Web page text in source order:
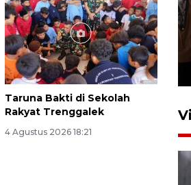
Taruna Bakti di Sekolah
Rakyat Trenggalek
4 Agustus 2026 18:21
juara Piala
2026